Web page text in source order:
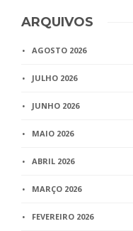
ARQUIVOS
AGOSTO 2026
JULHO 2026
JUNHO 2026
MAIO 2026
ABRIL 2026
MARÇO 2026
FEVEREIRO 2026